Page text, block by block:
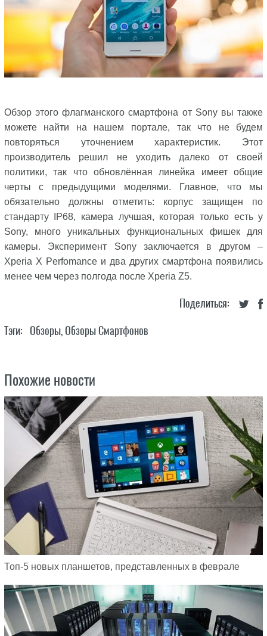
Обзор этого флагманского смартфона от Sony вы также
можете найти на нашем портале, так что не будем
повторяться уточнением характеристик. Этот
производитель решил не уходить далеко от своей
политики, так что обновлённая линейка имеет общие
черты с предыдущими моделями. Главное, что мы
обязательно должны отметить: корпус защищен по
стандарту IP68, камера лучшая, которая только есть у
Sony, много уникальных функциональных фишек для
камеры. Эксперимент Sony заключается в другом –
Xperia X Perfomance и два других смартфона появились
менее чем через полгода после Xperia Z5.
Поделиться:
Тэги: Обзоры,Обзоры Смартфонов
Похожие новости
Топ-5 новых планшетов, представленных в феврале